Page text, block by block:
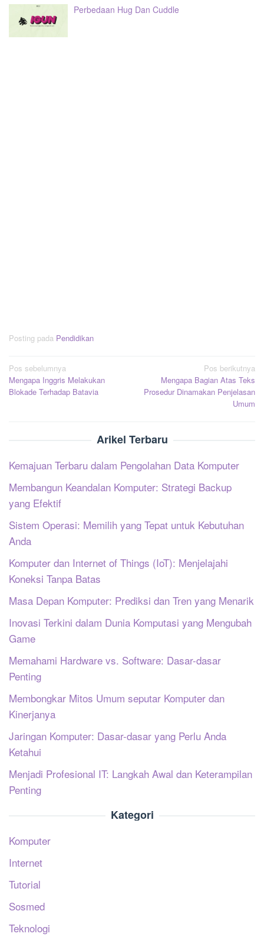
Perbedaan Hug Dan Cuddle
Posting pada Pendidikan
Navigasi
pos
Pos sebelumnya
Mengapa Inggris Melakukan
Blokade Terhadap Batavia
Pos berikutnya
Mengapa Bagian Atas Teks
Prosedur Dinamakan Penjelasan
Umum
Arikel Terbaru
Kemajuan Terbaru dalam Pengolahan Data Komputer
Membangun Keandalan Komputer: Strategi Backup
yang Efektif
Sistem Operasi: Memilih yang Tepat untuk Kebutuhan
Anda
Komputer dan Internet of Things (IoT): Menjelajahi
Koneksi Tanpa Batas
Masa Depan Komputer: Prediksi dan Tren yang Menarik
Inovasi Terkini dalam Dunia Komputasi yang Mengubah
Game
Memahami Hardware vs. Software: Dasar-dasar
Penting
Membongkar Mitos Umum seputar Komputer dan
Kinerjanya
Jaringan Komputer: Dasar-dasar yang Perlu Anda
Ketahui
Menjadi Profesional IT: Langkah Awal dan Keterampilan
Penting
Kategori
Komputer
Internet
Tutorial
Sosmed
Teknologi